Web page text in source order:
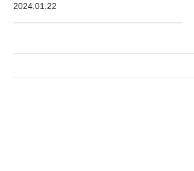
2024.01.22